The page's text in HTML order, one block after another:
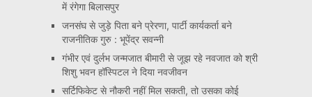
में रंगेगा बिलासपुर
जनसंघ से जुड़े पिता बने प्रेरणा, पार्टी कार्यकर्ता बने
राजनीतिक गुरु : भूपेंद्र सवन्नी
गंभीर एवं दुर्लभ जन्मजात बीमारी से जूझ रहे नवजात को श्री
शिशु भवन हॉस्पिटल ने दिया नवजीवन
सर्टिफिकेट से नौकरी नहीं मिल सकती, तो उसका कोई